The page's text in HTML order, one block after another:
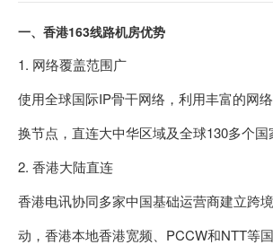
一、香港163线路机房优势
1. 网络覆盖范围广
使用全球国际IP骨干网络，利用丰富的网
换节点，直连大中华区域及全球130多个
2. 香港大陆直连
香港电讯协同多家中国基础运营商建立跨
动，香港本地香港宽频、PCCW和NTT等